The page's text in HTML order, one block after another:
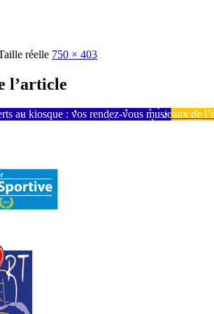
réelle 750 × 403
l’article
au kiosque : vos rendez-vous musicaux de